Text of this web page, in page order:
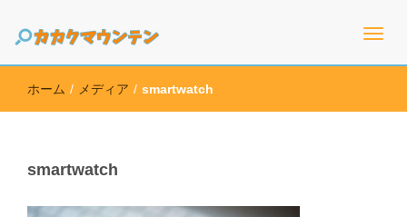
カカクマウンテン
高価買取のための情報を幅広く取り扱うサイト
ホーム / メディア / smartwatch
smartwatch